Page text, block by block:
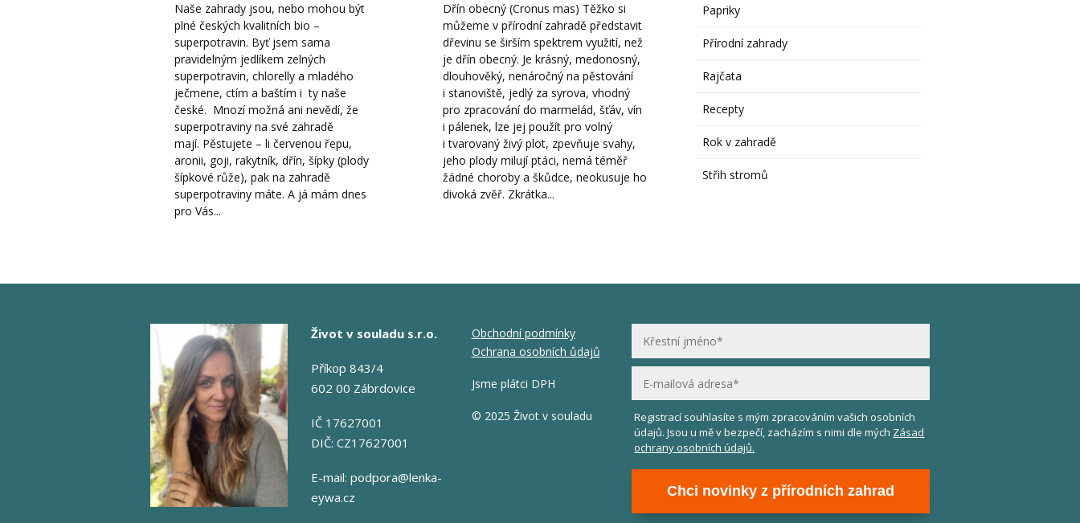
Naše zahrady jsou, nebo mohou být
plné českých kvalitních bio –
superpotravin. Byť jsem sama
pravidelným jedlíkem zelných
superpotravin, chlorelly a mladého
ječmene, ctím a baštím i ty naše
české. Mnozí možná ani nevědí, že
superpotraviny na své zahradě
mají. Pěstujete – li červenou řepu,
aronii, goji, rakytník, dřín, šípky (plody
šípkové růže), pak na zahradě
superpotraviny máte. A já mám dnes
pro Vás...
Dřín obecný (Cronus mas) Těžko si
můžeme v přírodní zahradě představit
dřevinu se širším spektrem využití, než
je dřín obecný. Je krásný, medonosný,
dlouhověký, nenáročný na pěstování
i stanoviště, jedlý za syrova, vhodný
pro zpracování do marmelád, šťáv, vín
i pálenek, lze jej použít pro volný
i tvarovaný živý plot, zpevňuje svahy,
jeho plody milují ptáci, nemá téměř
žádné choroby a škůdce, neokusuje ho
divoká zvěř. Zkrátka...
Papriky
Přírodní zahrady
Rajčata
Recepty
Rok v zahradě
Střih stromů
Život v souladu s.r.o.
Příkop 843/4
602 00 Zábrdovice
IČ 17627001
DIČ: CZ17627001
E-mail: podpora@lenka-
eywa.cz
Obchodní podmínky
Ochrana osobních ůdajů
Jsme plátci DPH
© 2025 Život v souladu
Registrací souhlasíte s mým zpracováním vašich osobních
údajů. Jsou u mě v bezpečí, zacházím s nimi dle mých Zásad
ochrany osobních údajů.
Chci novinky z přírodních zahrad